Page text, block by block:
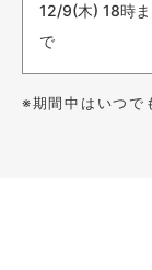
12/9(木) 18時ま
で
※期間中はいつで